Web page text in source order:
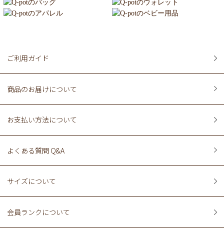
ご利用ガイド
商品のお届けについて
お支払い方法について
よくある質問 Q&A
サイズについて
会員ランクについて